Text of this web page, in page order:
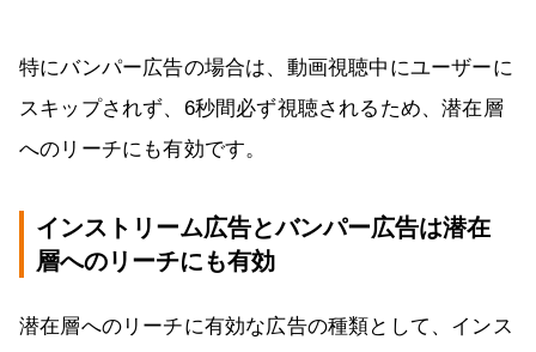
特にバンパー広告の場合は、動画視聴中にユーザーに
スキップされず、6秒間必ず視聴されるため、潜在層
へのリーチにも有効です。
インストリーム広告とバンパー広告は潜在
層へのリーチにも有効
潜在層へのリーチに有効な広告の種類として、インス